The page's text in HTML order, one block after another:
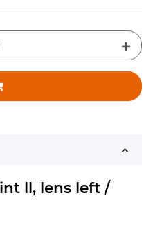
ll, lens left /